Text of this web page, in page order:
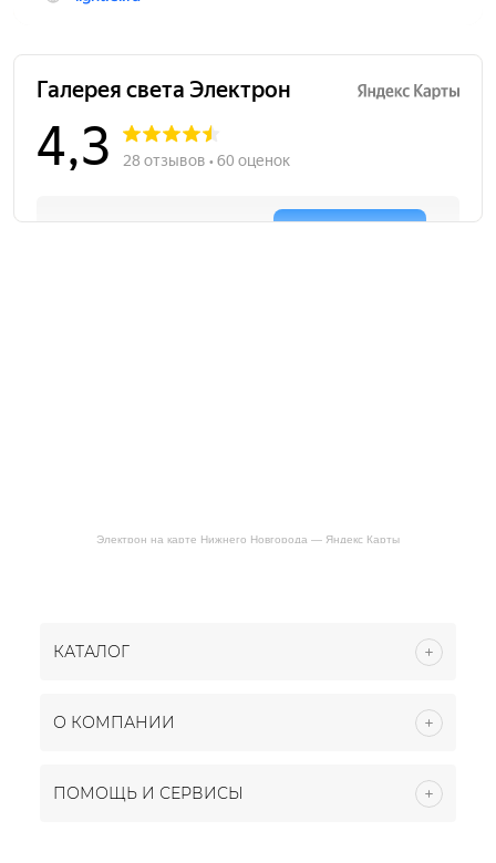
Электрон на карте Нижнего Новгорода — Яндекс Карты
КАТАЛОГ
О КОМПАНИИ
ПОМОЩЬ И СЕРВИСЫ